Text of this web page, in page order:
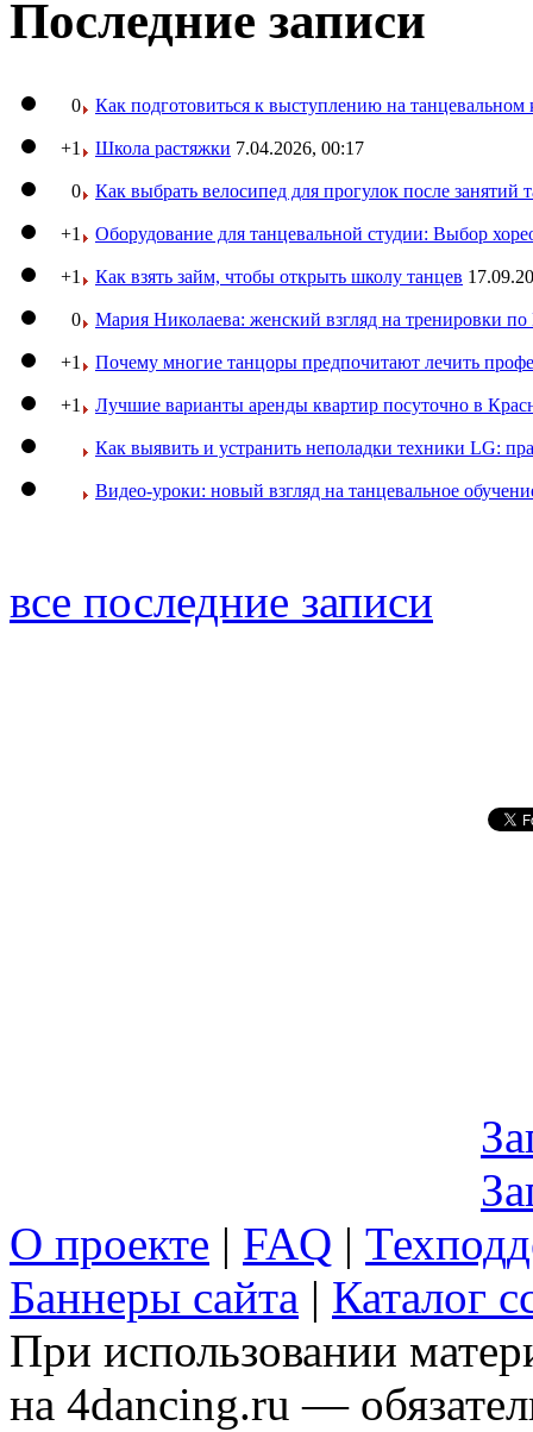
Последние записи
0 Как подготовиться к выступлению на танцевальном
+1 Школа растяжки 7.04.2026, 00:17
0 Как выбрать велосипед для прогулок после занятий
+1 Оборудование для танцевальной студии: Выбор
+1 Как взять займ, чтобы открыть школу танцев
0 Мария Николаева: женский взгляд на тренировки
+1 Почему многие танцоры предпочитают лечить
+1 Лучшие варианты аренды квартир посуточно в
Как выявить и устранить неполадки техники LG:
Видео-уроки: новый взгляд на танцевальное
все последние записи
О проекте | FAQ |
Баннеры сайта | Каталог
При использовании
на 4dancing.ru —